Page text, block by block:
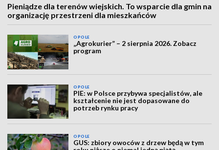
Pieniądze dla terenów wiejskich. To wsparcie dla gmin na
organizację przestrzeni dla mieszkańców
OPOLE
„Agrokurier” – 2 sierpnia 2026. Zobacz
program
OPOLE
PIE: w Polsce przybywa specjalistów, ale
kształcenie nie jest dopasowane do
potrzeb rynku pracy
OPOLE
GUS: zbiory owoców z drzew będą w tym